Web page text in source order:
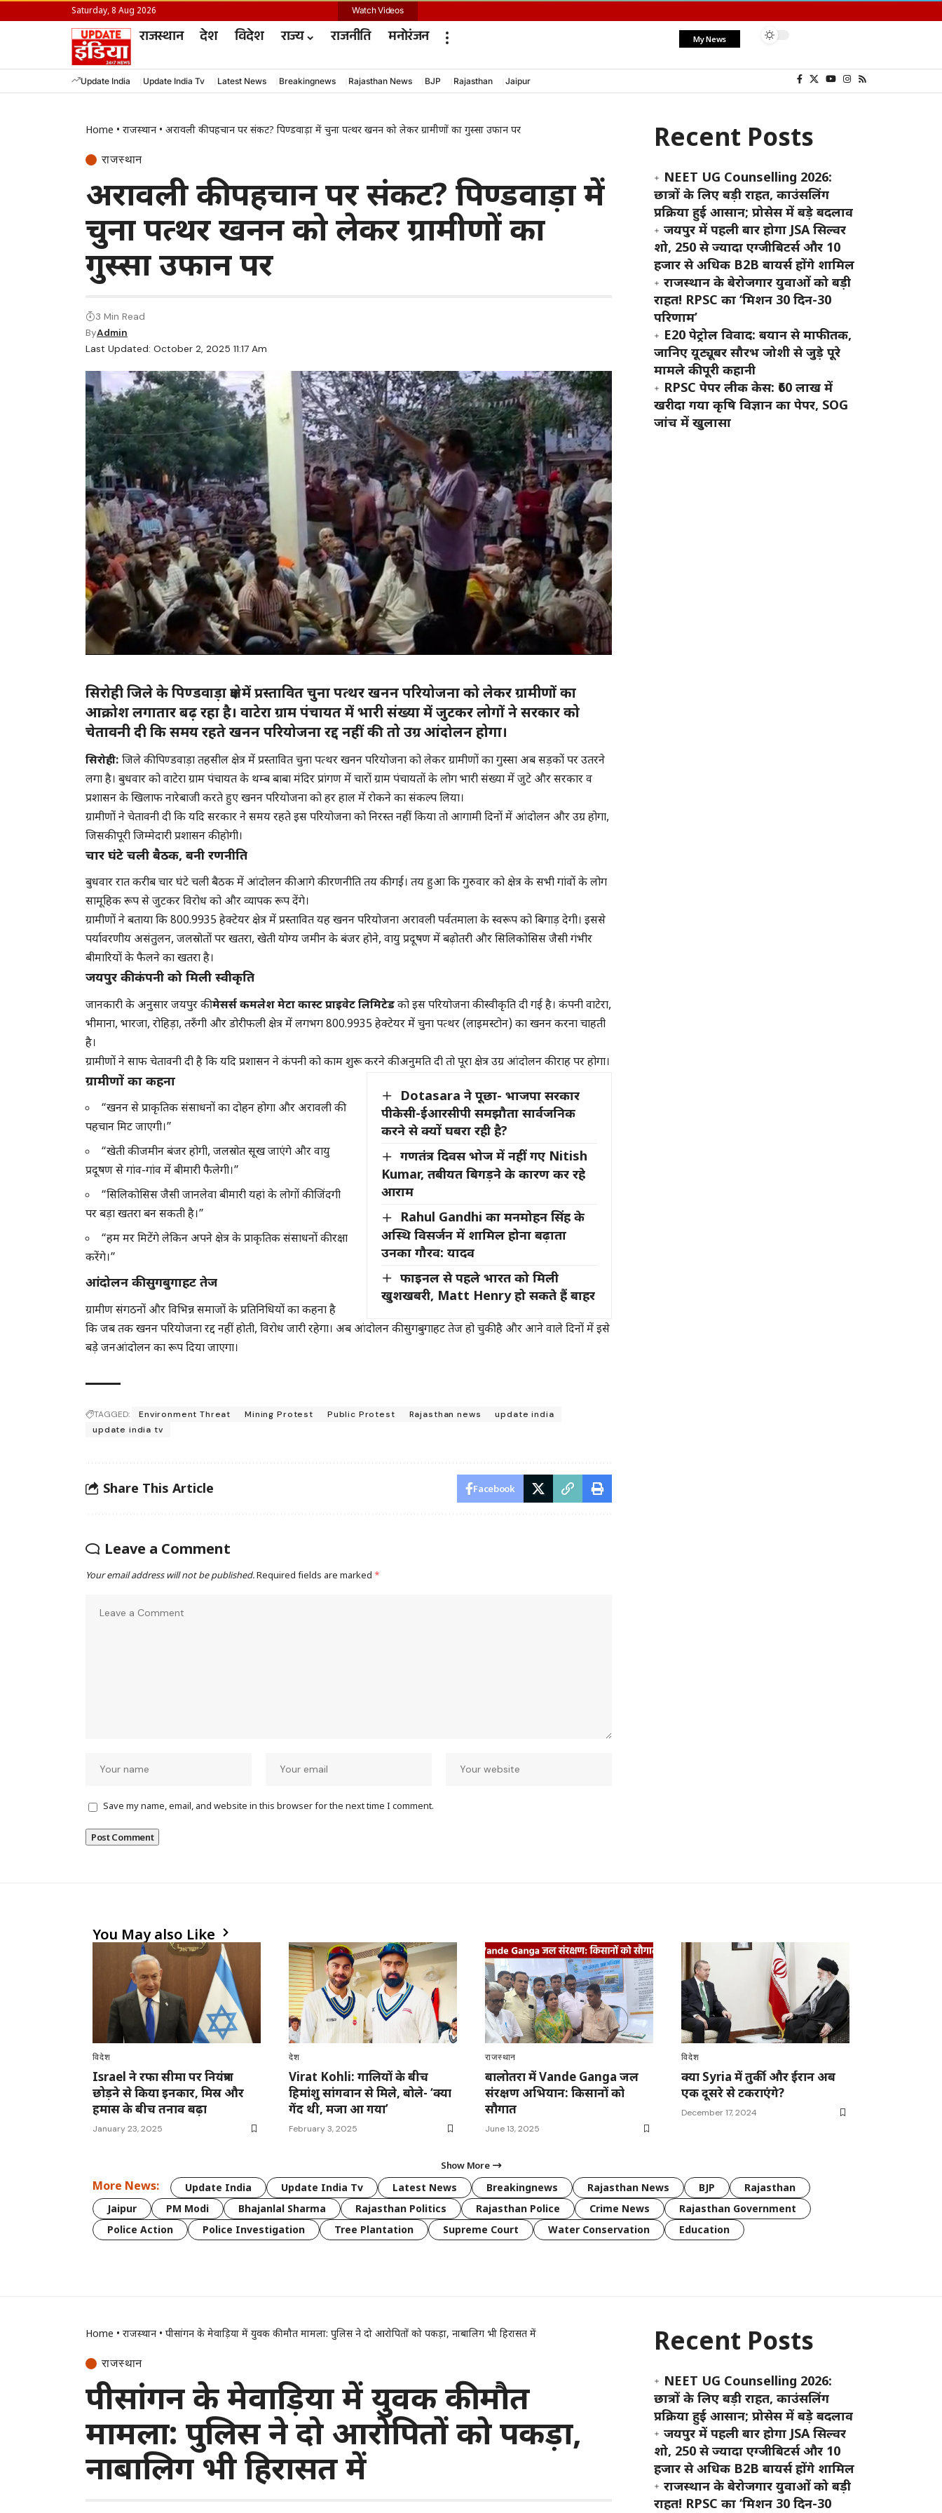
Saturday, 8 Aug 2026 Watch Videos
राजस्थान देश विदेश राज्य राजनीति मनोरंजन My News
Update India Update India Tv Latest News Breakingnews Rajasthan News BJP Rajasthan Jaipur
Home • राजस्थान • अरावली की पहचान पर संकट? पिण्डवाड़ा में चुना पत्थर खनन को लेकर ग्रामीणों का गुस्सा उफान पर
राजस्थान
अरावली की पहचान पर संकट? पिण्डवाड़ा में
चुना पत्थर खनन को लेकर ग्रामीणों का
गुस्सा उफान पर
Last Updated: October 2, 2025 11:17 Am
ByAdmin
3 Min Read
सिरोही जिले के पिण्डवाड़ा क्षेत्र में प्रस्तावित चुना पत्थर खनन परियोजना को लेकर ग्रामीणों का
आक्रोश लगातार बढ़ रहा है। वाटेरा ग्राम पंचायत में भारी संख्या में जुटकर लोगों ने सरकार को
चेतावनी दी कि समय रहते खनन परियोजना रद्द नहीं की तो उग्र आंदोलन होगा।
सिरोही: जिले की पिण्डवाड़ा तहसील क्षेत्र में प्रस्तावित चुना पत्थर खनन परियोजना को लेकर ग्रामीणों का गुस्सा अब सड़कों पर उतरने
लगा है। बुधवार को वाटेरा ग्राम पंचायत के थम्ब बाबा मंदिर प्रांगण में चारों ग्राम पंचायतों के लोग भारी संख्या में जुटे और सरकार व
प्रशासन के खिलाफ नारेबाजी करते हुए खनन परियोजना को हर हाल में रोकने का संकल्प लिया।
ग्रामीणों ने चेतावनी दी कि यदि सरकार ने समय रहते इस परियोजना को निरस्त नहीं किया तो आगामी दिनों में आंदोलन और उग्र होगा,
जिसकी पूरी जिम्मेदारी प्रशासन की होगी।
चार घंटे चली बैठक, बनी रणनीति
बुधवार रात करीब चार घंटे चली बैठक में आंदोलन की आगे की रणनीति तय की गई। तय हुआ कि गुरुवार को क्षेत्र के सभी गांवों के लोग
सामूहिक रूप से जुटकर विरोध को और व्यापक रूप देंगे।
ग्रामीणों ने बताया कि 800.9935 हेक्टेयर क्षेत्र में प्रस्तावित यह खनन परियोजना अरावली पर्वतमाला के स्वरूप को बिगाड़ देगी। इससे
पर्यावरणीय असंतुलन, जलस्रोतों पर खतरा, खेती योग्य जमीन के बंजर होने, वायु प्रदूषण में बढ़ोतरी और सिलिकोसिस जैसी गंभीर
बीमारियों के फैलने का खतरा है।
जयपुर की कंपनी को मिली स्वीकृति
जानकारी के अनुसार जयपुर कीमेसर्स कमलेश मेटा कास्ट प्राइवेट लिमिटेडको इस परियोजना की स्वीकृति दी गई है। कंपनी वाटेरा,
भीमाना, भारजा, रोहिड़ा, तरुँगी और डोरीफली क्षेत्र में लगभग 800.9935 हेक्टेयर में चुना पत्थर (लाइमस्टोन) का खनन करना चाहती
है।
ग्रामीणों ने साफ चेतावनी दी है कि यदि प्रशासन ने कंपनी को काम शुरू करने की अनुमति दी तो पूरा क्षेत्र उग्र आंदोलन की राह पर होगा।
Dotasara ने पूछा- भाजपा सरकार
पीकेसी-ईआरसीपी समझौता सार्वजनिक
करने से क्यों घबरा रही है?
गणतंत्र दिवस भोज में नहीं गए Nitish
Kumar, तबीयत बिगड़ने के कारण कर रहे
आराम
Rahul Gandhi का मनमोहन सिंह के
अस्थि विसर्जन में शामिल होना बढ़ाता
उनका गौरव: यादव
फाइनल से पहले भारत को मिली
खुशखबरी, Matt Henry हो सकते हैं बाहर
ग्रामीणों का कहना
“खनन से प्राकृतिक संसाधनों का दोहन होगा और अरावली की
पहचान मिट जाएगी।”
“खेती की जमीन बंजर होगी, जलस्रोत सूख जाएंगे और वायु
प्रदूषण से गांव-गांव में बीमारी फैलेगी।”
“सिलिकोसिस जैसी जानलेवा बीमारी यहां के लोगों की जिंदगी
पर बड़ा खतरा बन सकती है।”
“हम मर मिटेंगे लेकिन अपने क्षेत्र के प्राकृतिक संसाधनों की रक्षा
करेंगे।”
आंदोलन की सुगबुगाहट तेज
ग्रामीण संगठनों और विभिन्न समाजों के प्रतिनिधियों का कहना है
कि जब तक खनन परियोजना रद्द नहीं होती, विरोध जारी रहेगा। अब आंदोलन की सुगबुगाहट तेज हो चुकी है और आने वाले दिनों में इसे
बड़े जनआंदोलन का रूप दिया जाएगा।
TAGGED: Environment Threat Mining Protest Public Protest Rajasthan news
update india
update india tv
Share This Article Facebook
Leave a Comment
Your email address will not be published.Required fields are marked *
Save my name, email, and website in this browser for the next time I comment.
Recent Posts
NEET UG Counselling 2026:
छात्रों के लिए बड़ी राहत, काउंसलिंग
प्रक्रिया हुई आसान; प्रोसेस में बड़े बदलाव
जयपुर में पहली बार होगा JSA सिल्वर
शो, 250 से ज्यादा एग्जीबिटर्स और 10
हजार से अधिक B2B बायर्स होंगे शामिल
राजस्थान के बेरोजगार युवाओं को बड़ी
राहत! RPSC का ‘मिशन 30 दिन-30
परिणाम’
E20 पेट्रोल विवाद: बयान से माफी तक,
जानिए यूट्यूबर सौरभ जोशी से जुड़े पूरे
मामले की पूरी कहानी
RPSC पेपर लीक केस: ₹60 लाख में
खरीदा गया कृषि विज्ञान का पेपर, SOG
जांच में खुलासा
You May also Like
विदेश
Israel ने रफा सीमा पर नियंत्रण
छोड़ने से किया इनकार, मिस्र और
हमास के बीच तनाव बढ़ा
January 23, 2025
देश
Virat Kohli: गालियों के बीच
हिमांशु सांगवान से मिले, बोले- ‘क्या
गेंद थी, मजा आ गया’
February 3, 2025
राजस्थान
बालोतरा में Vande Ganga जल
संरक्षण अभियान: किसानों को
सौगात
June 13, 2025
विदेश
क्या Syria में तुर्की और ईरान अब
एक दूसरे से टकराएंगे?
December 17, 2024
Show More
More News: Update India Update India Tv Latest News Breakingnews Rajasthan News BJP
Rajasthan
Jaipur
PM Modi Bhajanlal Sharma Rajasthan Politics Rajasthan Police Crime News
Rajasthan Government
Police Action
Police Investigation Tree Plantation Supreme Court Water Conservation Education
Home • राजस्थान • पीसांगन के मेवाड़िया में युवक की मौत मामला: पुलिस ने दो आरोपितों को पकड़ा, नाबालिग भी हिरासत में
राजस्थान
पीसांगन के मेवाड़िया में युवक की मौत
मामला: पुलिस ने दो आरोपितों को पकड़ा,
नाबालिग भी हिरासत में
Recent Posts
NEET UG Counselling 2026:
छात्रों के लिए बड़ी राहत, काउंसलिंग
प्रक्रिया हुई आसान; प्रोसेस में बड़े बदलाव
जयपुर में पहली बार होगा JSA सिल्वर
शो, 250 से ज्यादा एग्जीबिटर्स और 10
हजार से अधिक B2B बायर्स होंगे शामिल
राजस्थान के बेरोजगार युवाओं को बड़ी
राहत! RPSC का ‘मिशन 30 दिन-30